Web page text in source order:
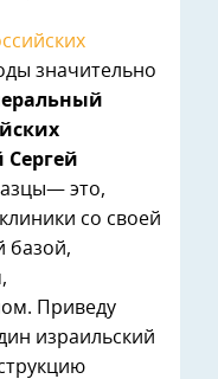
значительно
Сергей
это,
со своей
базой,
Приведу
израильский